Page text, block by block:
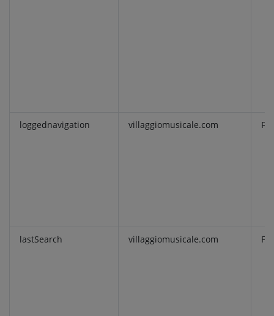
loggednavigation villaggiomusicale.com
lastSearch villaggiomusicale.com